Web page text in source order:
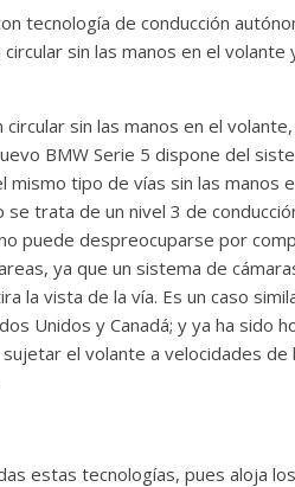
tecnología de conducción
sin las manos en el
sin las manos en el
BMW Serie 5 dispone del
tipo de vías sin las manos
trata de un nivel 3 de
puede despreocuparse por
ya que un sistema de
la vista de la vía. Es un caso
Unidos y Canadá; y ya ha sido
el volante a velocidades
estas tecnologías, pues aloja